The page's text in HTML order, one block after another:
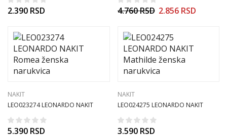
2.390 RSD 4.760RSD 2.856 RSD
NAKIT
LEO023274 LEONARDO NAKIT
5.390 RSD
NAKIT
LEO024275 LEONARDO NAKIT
3.590 RSD